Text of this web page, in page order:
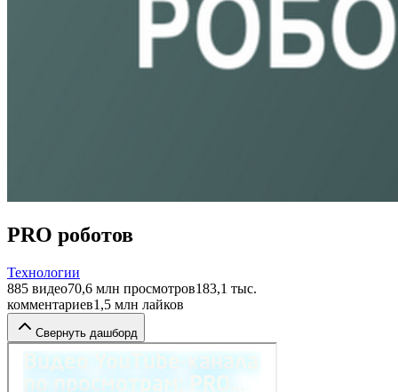
PRO роботов
Технологии
885 видео70,6 млн просмотров183,1 тыс.
комментариев1,5 млн лайков
Свернуть дашборд